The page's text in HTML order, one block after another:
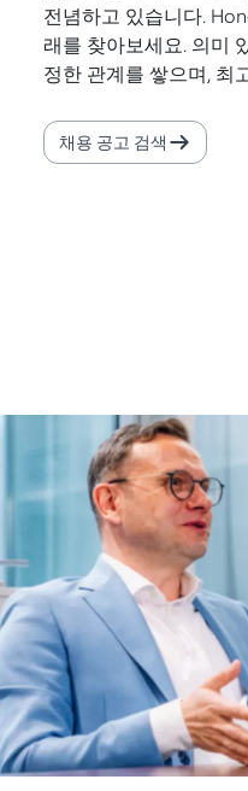
전념하고 있습니다.
래를 찾아보세요. 의미
정한 관계를 쌓으며, 최
채용 공고 검색